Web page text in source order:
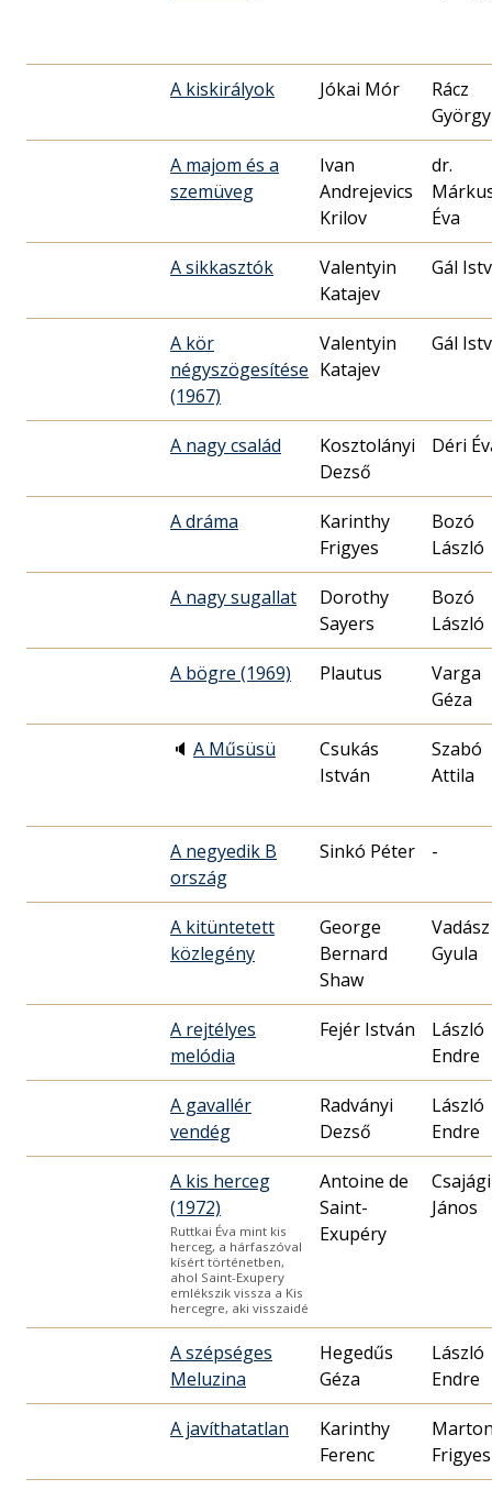
A kiskirályok Jókai Mór
Rácz
György
A majom és a
szemüveg
Ivan
Andrejevics
Krilov
dr.
Éva
A sikkasztók
Valentyin
Katajev
Gál
A kör
négyszögesítése
(1967)
Valentyin
Katajev
Gál
A nagy család
Kosztolányi
Dezső
Déri
A dráma
Karinthy
Frigyes
Bozó
László
A nagy sugallat
Dorothy
Sayers
Bozó
László
A bögre (1969) Plautus
Varga
Géza
🔈 A Műsüsü
Csukás
István
Szabó
Attila
A negyedik B
ország
Sinkó Péter -
A kitüntetett
közlegény
George
Bernard
Shaw
Vadász
Gyula
A rejtélyes
melódia
Fejér István
László
Endre
A gavallér
vendég
Radványi
Dezső
László
Endre
A kis herceg
(1972)
Ruttkai Éva mint kis
herceg, a hárfaszóval
kísért történetben,
ahol Saint-Exupery
emlékszik vissza a Kis
hercegre, aki visszaidé
Antoine de
Saint-
Exupéry
Csajági
János
A szépséges
Meluzina
Hegedűs
Géza
László
Endre
A javíthatatlan
Karinthy
Ferenc
Frigyes